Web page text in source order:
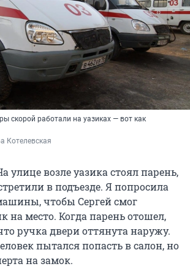
скорой работали на уазиках — вот как
Котелевская
возле уазика стоял парень,
в подъезде. Я попросила
чтобы Сергей смог
на место. Когда парень отошел,
ручка двери оттянута наружу.
пытался попасть в салон, но
на замок.